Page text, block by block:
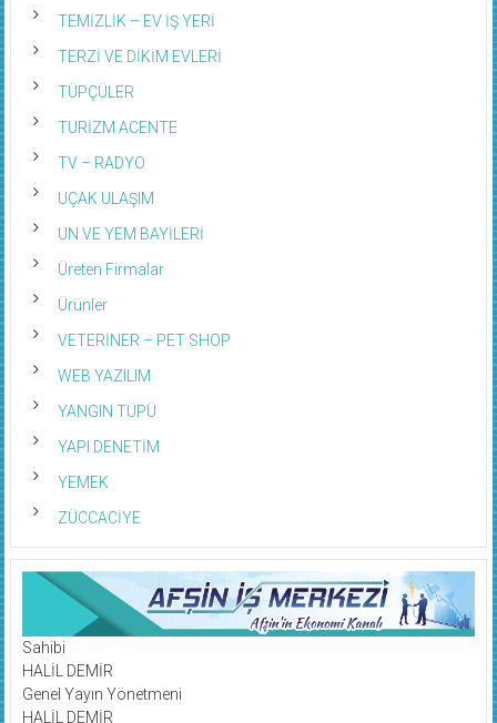
TEMİZLİK – EV İŞ YERİ
TERZİ VE DİKİM EVLERİ
TÜPÇÜLER
TURİZM ACENTE
TV – RADYO
UÇAK ULAŞIM
UN VE YEM BAYİLERİ
Üreten Firmalar
Ürünler
VETERİNER – PET SHOP
WEB YAZILIM
YANGIN TÜPÜ
YAPI DENETİM
YEMEK
ZÜCCACİYE
Sahibi
HALİL DEMİR
Genel Yayın Yönetmeni
HALİL DEMİR